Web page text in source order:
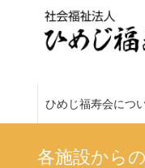
ひめじ福寿会につ
各施設から